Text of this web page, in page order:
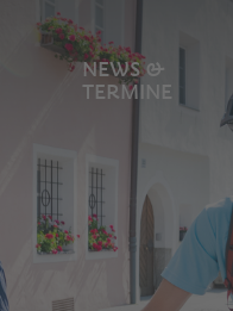
NEWS &
TERMINE